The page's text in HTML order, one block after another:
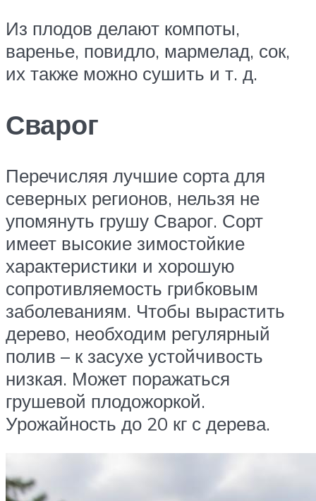
Из плодов делают компоты,
варенье, повидло, мармелад, сок,
их также можно сушить и т. д.
Сварог
Перечисляя лучшие сорта для
северных регионов, нельзя не
упомянуть грушу Сварог. Сорт
имеет высокие зимостойкие
характеристики и хорошую
сопротивляемость грибковым
заболеваниям. Чтобы вырастить
дерево, необходим регулярный
полив – к засухе устойчивость
низкая. Может поражаться
грушевой плодожоркой.
Урожайность до 20 кг с дерева.